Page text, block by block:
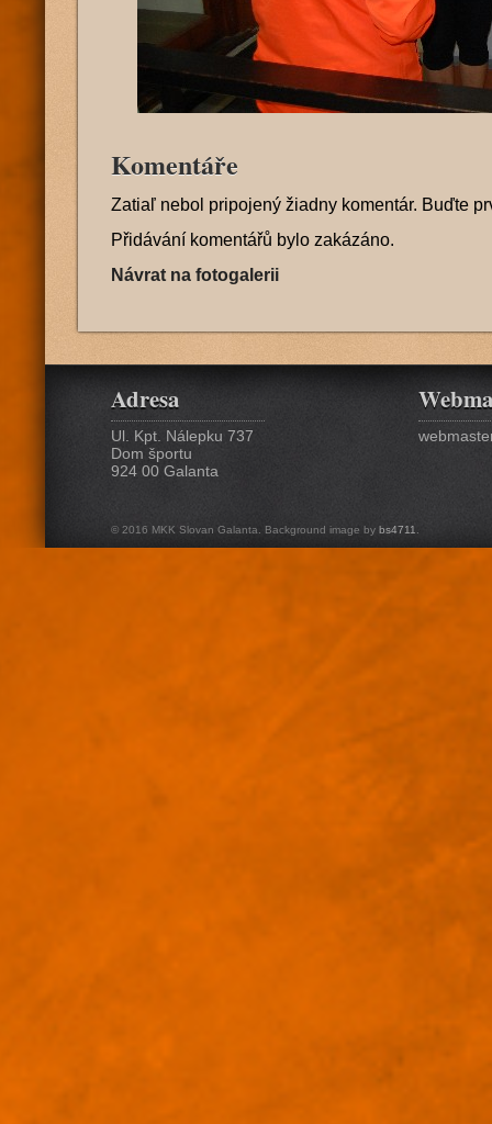
Komentáře
Zatiaľ nebol pripojený žiadny komentár. Buďte
Přidávání komentářů bylo zakázáno.
Návrat na fotogalerii
Adresa
Ul. Kpt. Nálepku 737
Dom športu
924 00 Galanta
© 2016 MKK Slovan Galanta. Background image by bs4711